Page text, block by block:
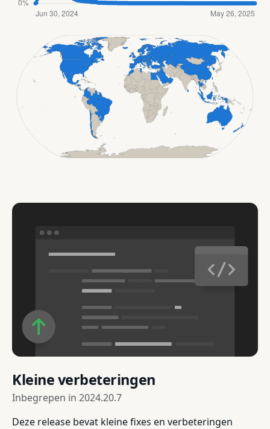
Kleine verbeteringen
Inbegrepen in 2024.20.7
Deze release bevat kleine fixes en verbeteringen